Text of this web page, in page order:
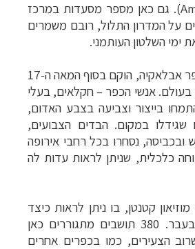
). גם כאן מספר מסעדות במרכז
על המדרון התלול, רובם משמרים
ימי השלטון העותמני.
מספרים שכאן, בכפר אבלאקיה, הוקם בסוף המאה ה-17
בעולם. אנשי הכפר – חקלאים, בעלי
בייצור וצביעה בצבע האדום,
שגידלו במקום. הבדים הצבועים,
ובכביסה, נסחרו בכל רחבי אירופה
כלכלית, שניתן לראות עדות לה
קטנטן, בו ניתן לראות כיצד
חיו כאן התושבים בעבר. 380 תושבים מתגוררים כאן
הצעירים, כמו בכפרים אחרים